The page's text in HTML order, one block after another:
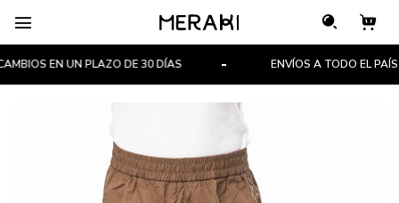

EN UN PLAZO DE 30 DÍAS ENVÍOS A TODO EL PAÍS